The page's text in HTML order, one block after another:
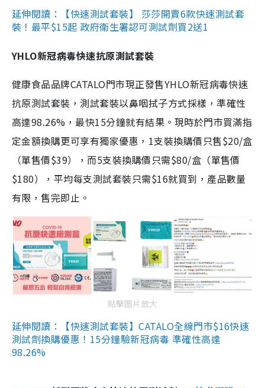
延伸閱讀：【快速測試套裝】 莎莎開賣6款快速測試套
裝！最平$15起 政府衛生署認可測試劑買2送1
YHLO新冠病毒快速抗原測試套裝
健康食品品牌CATALO門市現正發售YHLO新冠病毒快速
抗原測試套裝，測試套裝以鼻咽拭子方式採樣，準確性
高達98.26%，最快15分鐘就有結果。現時於門市買滿指
定金額換購更可享有獨家優惠，1支裝換購價只售$20/盒
（單售價$39），而5支裝換購價只需$80/盒（單售價
$180），平均每支測試套裝只需$16就買到，產品數量
有限，售完即止。
點擊圖片放大
延伸閱讀：【快速測試套裝】CATALO全線門市$16快速
測試劑換購優惠！15分鐘驗新冠病毒 準確性高達
98.26%